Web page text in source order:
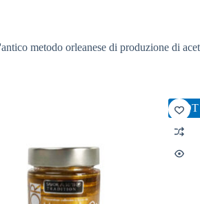
metodo orleanese di produzione di
HOT